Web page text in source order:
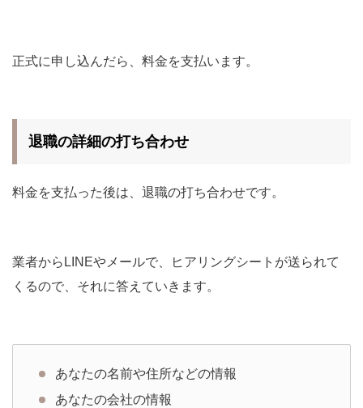
正式に申し込んだら、料金を支払います。
退職の詳細の打ち合わせ
料金を支払った後は、退職の打ち合わせです。
業者からLINEやメールで、ヒアリングシートが送られて
くるので、それに答えていきます。
あなたの名前や住所などの情報
あなたの会社の情報